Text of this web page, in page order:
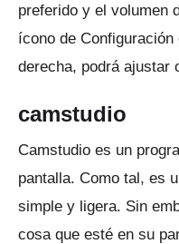
preferido y el volumen
ícono de
derecha, podrá ajustar
camstudio
Camstudio es un
pantalla. Como tal, es
simple y ligera. Sin
cosa que esté en su